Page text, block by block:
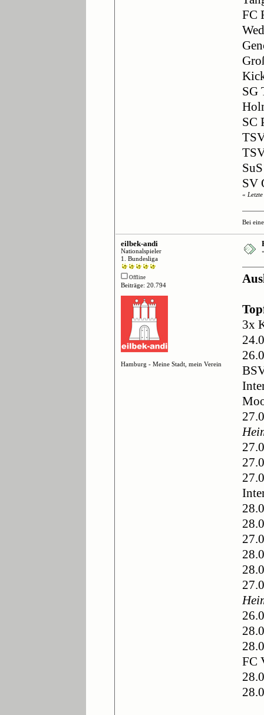
FC
SG
SC
SV
«
Bei
eilbek-andi
Nationalspieler
1. Bundesliga
Offline
Beiträge: 20.794
Hamburg - Meine Stadt, mein Verein
3x
FC